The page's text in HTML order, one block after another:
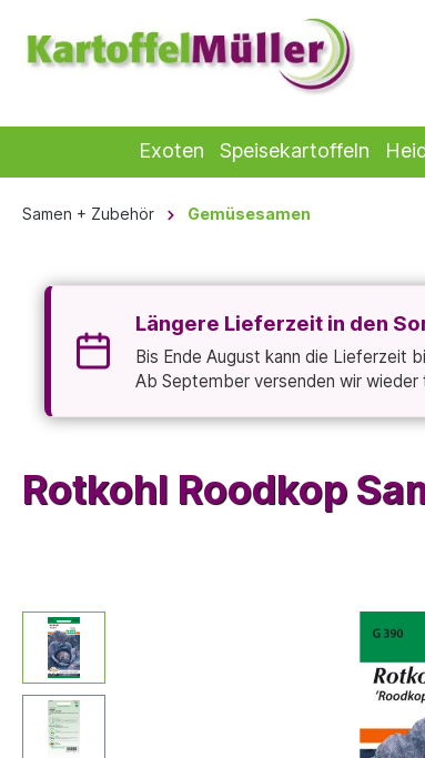
Exoten Speisekartoffeln
Samen + Zubehör Gemüsesamen
Längere Lieferzeit in den
Bis Ende August kann die Lieferzeit
Ab September versenden wir wieder
Rotkohl Roodkop